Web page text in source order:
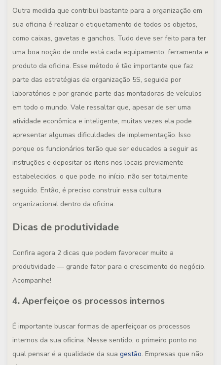
Outra medida que contribui bastante para a organização em
sua oficina é realizar o etiquetamento de todos os objetos,
como caixas, gavetas e ganchos. Tudo deve ser feito para ter
uma boa noção de onde está cada equipamento, ferramenta e
produto da oficina. Esse método é tão importante que faz
parte das estratégias da organização 5S, seguida por
laboratórios e por grande parte das montadoras de veículos
em todo o mundo. Vale ressaltar que, apesar de ser uma
atividade econômica e inteligente, muitas vezes ela pode
apresentar algumas dificuldades de implementação. Isso
porque os funcionários terão que ser educados a seguir as
instruções e depositar os itens nos locais previamente
estabelecidos, o que pode, no início, não ser totalmente
seguido. Então, é preciso construir essa cultura
organizacional dentro da oficina.
Dicas de produtividade
Confira agora 2 dicas que podem favorecer muito a
produtividade — grande fator para o crescimento do negócio.
Acompanhe!
4. Aperfeiçoe os processos internos
É importante buscar formas de aperfeiçoar os processos
internos da sua oficina. Nesse sentido, o primeiro ponto no
qual pensar é a qualidade da sua gestão. Empresas que não